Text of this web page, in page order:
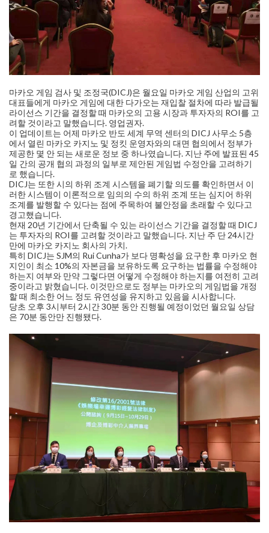
마카오 게임 검사 및 조정국(DICJ)은 월요일 마카오 게임 산업의 고위
대표들에게 마카오 게임에 대한 다가오는 재입찰 절차에 따라 발급될
라이선스 기간을 결정할 때 마카오의 고용 시장과 투자자의 ROI를 고
려할 것이라고 말했습니다. 영업권자.
이 업데이트는 어제 마카오 반도 세계 무역 센터의 DICJ 사무소 5층
에서 열린 마카오 카지노 및 정킷 운영자와의 대면 협의에서 정부가
제공한 몇 안 되는 새로운 정보 중 하나였습니다. 지난 주에 발표된 45
일 간의 공개 협의 과정의 일부로 제안된 게임법 수정안을 고려하기
로 했습니다.
DICJ는 또한 시의 하위 조계 시스템을 폐기할 의도를 확인하면서 이
러한 시스템이 이론적으로 임의의 수의 하위 조계 또는 심지어 하위
조계를 발행할 수 있다는 점에 주목하여 불안정을 초래할 수 있다고
경고했습니다.
현재 20년 기간에서 단축될 수 있는 라이선스 기간을 결정할 때 DICJ
는 투자자의 ROI를 고려할 것이라고 말했습니다. 지난 주 단 24시간
만에 마카오 카지노 회사의 가치.
특히 DICJ는 SJM의 Rui Cunha가 보다 명확성을 요구한 후 마카오 현
지인이 최소 10%의 자본금을 보유하도록 요구하는 법률을 수정해야
하는지 여부와 만약 그렇다면 어떻게 수정해야 하는지를 여전히 고려
중이라고 밝혔습니다. 이것만으로도 정부는 마카오의 게임법을 개정
할 때 최소한 어느 정도 유연성을 유지하고 있음을 시사합니다.
당초 오후 3시부터 2시간 30분 동안 진행될 예정이었던 월요일 상담
은 70분 동안만 진행됐다.